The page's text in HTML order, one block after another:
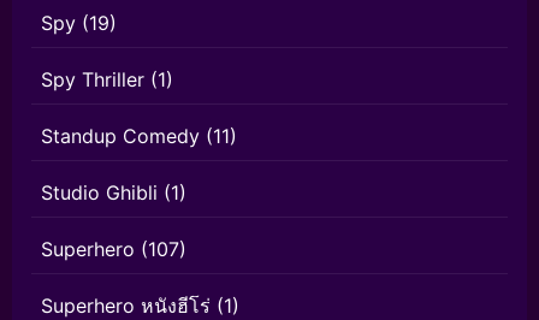
Spy (19)
Spy Thriller (1)
Standup Comedy (11)
Studio Ghibli (1)
Superhero (107)
Superhero หนังฮีโร่ (1)